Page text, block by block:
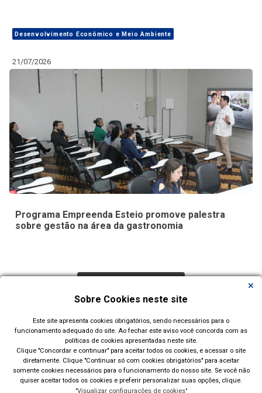
Desenvolvimento Econômico e Meio Ambiente
21/07/2026
Programa Empreenda Esteio promove palestra
sobre gestão na área da gastronomia
Todas as Notícias
Sobre Cookies neste site
Este site apresenta cookies obrigatórios, sendo necessários para o
funcionamento adequado do site. Ao fechar este aviso você concorda com as
políticas de cookies apresentadas neste site.
Clique "Concordar e continuar" para aceitar todos os cookies, e acessar o site
diretamente. Clique "Continuar só com cookies obrigatórios" para aceitar
somente cookies necessários para o funcionamento do nosso site. Se você não
quiser aceitar todos os cookies e preferir personalizar suas opções, clique.
"Visualizar configurações de cookies"